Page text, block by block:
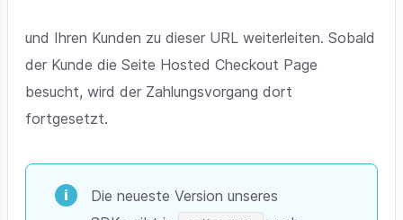
und Ihren Kunden zu dieser URL weiterleiten. Sobald
der Kunde die Seite Hosted Checkout Page
besucht, wird der Zahlungsvorgang dort
fortgesetzt.
Die neueste Version unseres